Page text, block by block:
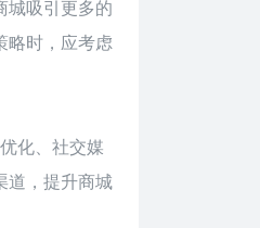
城吸引更多的
略时，应考虑
化、社交媒
道，提升商城